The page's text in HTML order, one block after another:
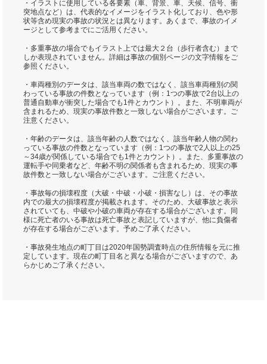
・イラストに使用している各要素（車、背景、車、天候、信号、衝
突地点など）は、代表的なイメージをイラスト化しており、色や形
状等含め現実の事故の状況とは異なります。あくまで、事故のイメ
ージとして参考までにご活用ください。
・多重事故の場合でもイラスト上では最大２台（歩行者含む）まで
しか表現されていません。詳細は事故の個別ページの文字情報をご
参照ください。
・車両種別のデータは、該当車両の数ではなく、該当車両種別の関
わっている事故の件数となっています（例：1つの事故で2台以上の
普通自動車が衝突した場合でも1件とカウント）。また、不明車両が
含まれるため、現実の事故件数と一致しない場合がございます。ご
注意ください。
・年齢のデータは、該当年齢の人数ではなく、該当年齢人物の関わ
っている事故の件数となっています（例：1つの事故で2人以上の25
～34歳が関係している場合でも1件とカウント）。また、多重事故の
運転手や同乗者など、年齢不明の関係者も含まれるため、現実の事
故件数と一致しない場合がございます。ご注意ください。
・事故毎の損壊程度（大破・中破・小破・損害なし）は、その事故
内での最大の損壊程度が掲載されます。そのため、大破事故と表示
されていても、中破や小破の車両が存在する場合がございます。同
様に死亡者のいる事故は死亡事故と表記していますが、他に負傷者
が存在する場合がございます。予めご了承ください。
・事故発生地点の町丁目は2020年国勢調査時点の住所情報を元に推
定しています。現在の町丁目名と異なる場合がございますので、あ
らかじめご了承ください。